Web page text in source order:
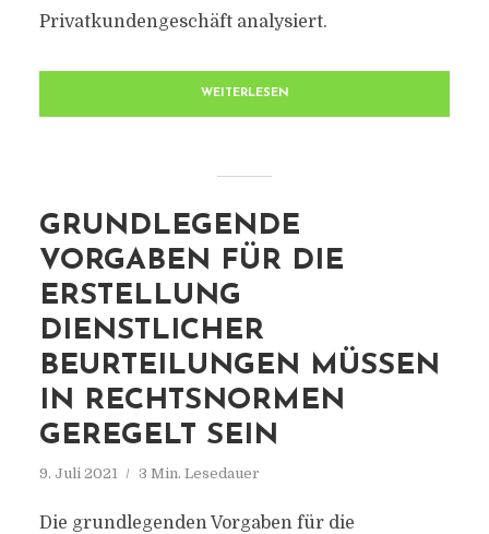
Privatkundengeschäft analysiert.
WEITERLESEN
GRUNDLEGENDE
VORGABEN FÜR DIE
ERSTELLUNG
DIENSTLICHER
BEURTEILUNGEN MÜSSEN
IN RECHTSNORMEN
GEREGELT SEIN
9. Juli 2021 3 Min. Lesedauer
Die grundlegenden Vorgaben für die